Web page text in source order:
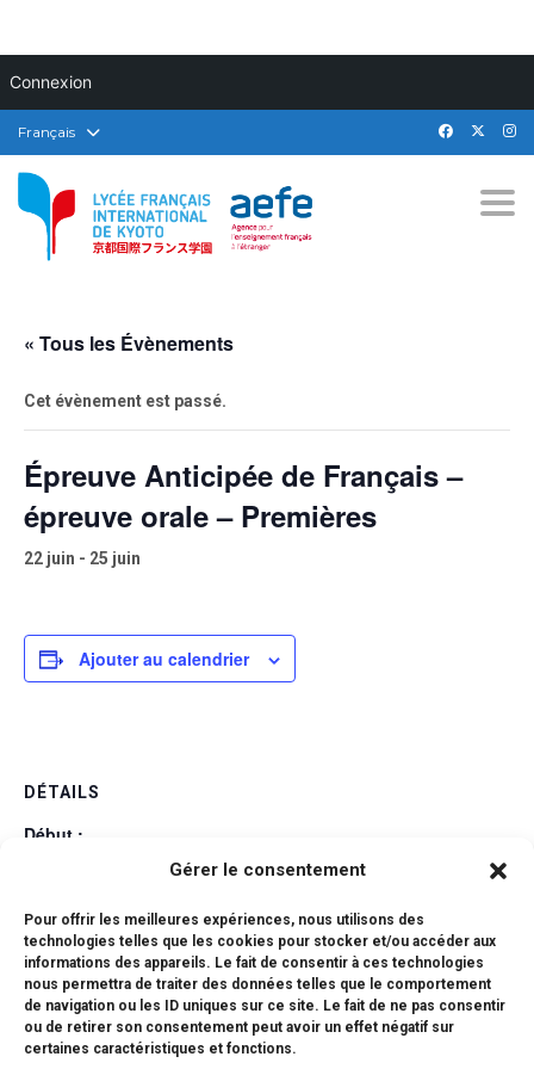
Gérer le consentement
Pour offrir les meilleures expériences, nous utilisons des
technologies telles que les cookies pour stocker et/ou accéder aux
informations des appareils. Le fait de consentir à ces technologies
nous permettra de traiter des données telles que le comportement
de navigation ou les ID uniques sur ce site. Le fait de ne pas consentir
ou de retirer son consentement peut avoir un effet négatif sur
certaines caractéristiques et fonctions.
Connexion
Français
« Tous les Évènements
Cet évènement est passé.
Épreuve Anticipée de Français –
épreuve orale – Premières
22 juin - 25 juin
Ajouter au calendrier
DÉTAILS
Début :
25 juin
Catégorie d’Évènement:
Examens